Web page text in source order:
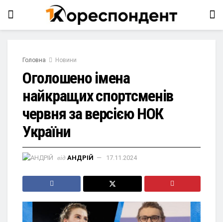
Головна Новини
Оголошено імена
найкращих спортсменів
червня за версією НОК
України
від АНДРІЙ 17.11.2024